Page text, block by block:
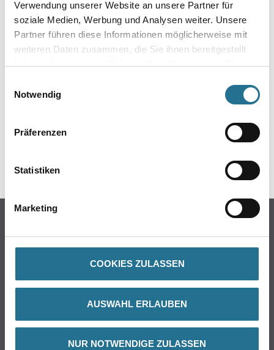
Verwendung unserer Website an unsere Partner für
soziale Medien, Werbung und Analysen weiter. Unsere
Partner führen diese Informationen möglicherweise mit
weiteren Daten zusammen, die Sie ihnen bereitgestellt
haben oder die sie im Rahmen Ihrer Nutzung der Dienste
Notwendig
Präferenzen
Statistiken
Marketing
COOKIES ZULASSEN
AUSWAHL ERLAUBEN
NUR NOTWENDIGE ZULASSEN
GEFAHRENHINWEISE
DATENBLÄTTER
SPEZIFIKATIONEN
Farbe
Putze- und Spachtelmassen
Wand- & Deckenbeläge
Werkzeug & Maschinen